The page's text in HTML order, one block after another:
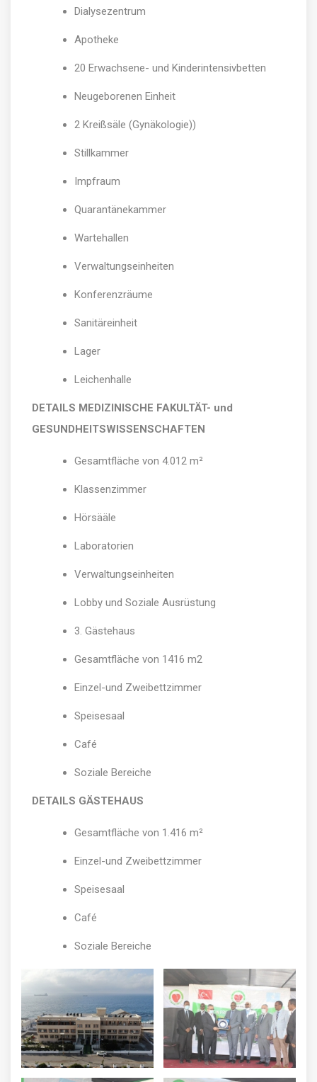
Dialysezentrum
Apotheke
20 Erwachsene- und Kinderintensivbetten
Neugeborenen Einheit
2 Kreißsäle (Gynäkologie))
Stillkammer
Impfraum
Quarantänekammer
Wartehallen
Verwaltungseinheiten
Konferenzräume
Sanitäreinheit
Lager
Leichenhalle
DETAILS MEDIZINISCHE FAKULTÄT- und
GESUNDHEITSWISSENSCHAFTEN
Gesamtfläche von 4.012 m²
Klassenzimmer
Hörsääle
Laboratorien
Verwaltungseinheiten
Lobby und Soziale Ausrüstung
3. Gästehaus
Gesamtfläche von 1416 m2
Einzel-und Zweibettzimmer
Speisesaal
Café
Soziale Bereiche
DETAILS GÄSTEHAUS
Gesamtfläche von 1.416 m²
Einzel-und Zweibettzimmer
Speisesaal
Café
Soziale Bereiche